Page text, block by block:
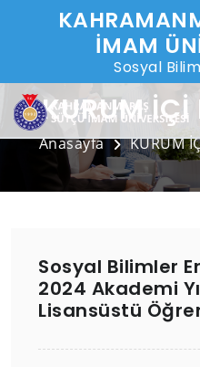
İMAM
Sosyal
KURUM İÇİ
Anasayfa KURUM
Sosyal Bilimler
2024 Akademi
Lisansüstü